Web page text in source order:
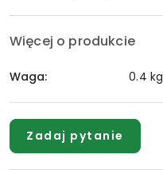
Więcej o produkcie
Waga: 0.4 kg
Zadaj pytanie